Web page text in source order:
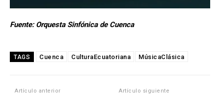
Fuente: Orquesta Sinfónica de Cuenca
TAGS Cuenca CulturaEcuatoriana MúsicaClásica
Artículo anterior Artículo siguiente